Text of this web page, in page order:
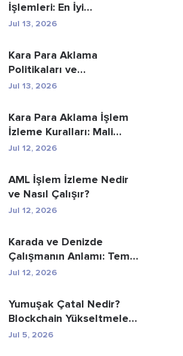
İşlemleri: En İyi
Cüzdanları Güvenli Bir Ş...
Jul 13, 2026
Kara Para Aklama
Politikaları ve
Prosedürleri: Eksiksiz Bir
Jul 13, 2026
Kara Para Aklama İşlem
İzleme Kuralları: Mali
Suçları Nasıl...
Jul 12, 2026
AML İşlem İzleme Nedir
ve Nasıl Çalışır?
Jul 12, 2026
Karada ve Denizde
Çalışmanın Anlamı: Temel
Farklar Açıkland...
Jul 12, 2026
Yumuşak Çatal Nedir?
Blockchain Yükseltmeleri
Açıklanıyor
Jul 5, 2026